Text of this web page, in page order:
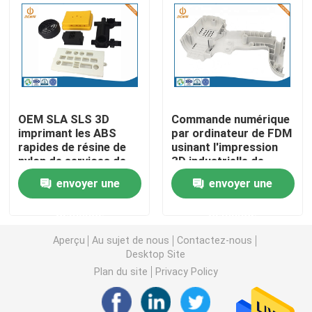
Pièces de rotation de commande numérique par
Pièces de fraisage de commande numérique par
Clôtures électroniques faites sur commande
Pièces en plastique faites sur commande d'injection
la lingotière de moulage mécanique sous pression
Les pièces d'auto de moulage mécanique sous
OEM SLA SLS 3D
imprimant les ABS
rapides de résine de
nylon de services de
prototypage
envoyer une
Commande numérique
par ordinateur de FDM
usinant l'impression
3D industrielle de
services rapides de
prototypageenvoyer une
Aperçu Au sujet de nous
Contactez-nous
Desktop Site
Plan du site
Privacy Policy